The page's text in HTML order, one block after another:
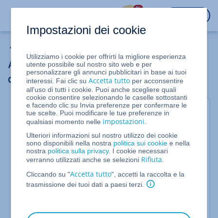
%
Attivare il blocco di trasferimento di un
dominio su IONOS
In questo articolo ti mostriamo come verificare e
attivare ilblocco di trasferimento di un dominio
tuo account su IONOS.
Per la sicurezza dei tuoi domini, su IONOS le
estensioni di dominio generiche(.com, .net, .org...)
sono protette di default dal blocco di dominio
(Transfer Lock). Di regola, non è quindi necessario
attivare personalmente il blocco del trasferimento
Impostazioni dei cookie
Utilizziamo i cookie per offrirti la migliore esperienza
utente possibile sul nostro sito web e per
personalizzare gli annunci pubblicitari in base ai tuoi
interessi. Fai clic suAccetta tutto per acconsentire
all'uso di tutti i cookie. Puoi anche scegliere quali
cookie consentire selezionando le caselle sottostanti
e facendo clic su Invia preferenze per confermare le
tue scelte. Puoi modificare le tue preferenze in
qualsiasi momento nelle impostazioni
Ulteriori informazioni sul nostro utilizzo dei cookie
sono disponibili nella nostra politica sui cookie e nella
nostra politica sulla privacy. I cookie necessari
verranno utilizzati anche se selezioni Rifiuta
Cliccando su "Accetta tutto", accetti la raccolta e la
trasmissione dei tuoi dati a paesi terzi.